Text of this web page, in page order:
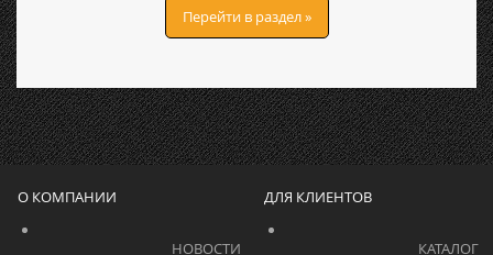
Перейти в раздел »
О КОМПАНИИ ДЛЯ КЛИЕНТОВ